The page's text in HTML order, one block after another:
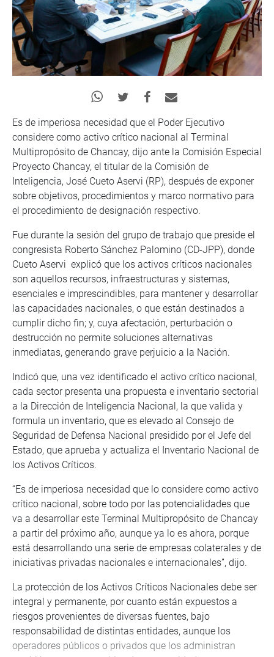
Es de imperiosa necesidad que el Poder Ejecutivo
considere como activo crítico nacional al Terminal
Multipropósito de Chancay, dijo ante la Comisión Especial
Proyecto Chancay, el titular de la Comisión de
Inteligencia, José Cueto Aservi (RP), después de exponer
sobre objetivos, procedimientos y marco normativo para
el procedimiento de designación respectivo.
Fue durante la sesión del grupo de trabajo que preside el
congresista Roberto Sánchez Palomino (CD-JPP), donde
Cueto Aservi explicó que los activos críticos nacionales
son aquellos recursos, infraestructuras y sistemas,
esenciales e imprescindibles, para mantener y desarrollar
las capacidades nacionales, o que están destinados a
cumplir dicho fin; y, cuya afectación, perturbación o
destrucción no permite soluciones alternativas
inmediatas, generando grave perjuicio a la Nación.
Indicó que, una vez identificado el activo crítico nacional,
cada sector presenta una propuesta e inventario sectorial
a la Dirección de Inteligencia Nacional, la que valida y
formula un inventario, que es elevado al Consejo de
Seguridad de Defensa Nacional presidido por el Jefe del
Estado, que aprueba y actualiza el Inventario Nacional de
los Activos Críticos.
“Es de imperiosa necesidad que lo considere como activo
crítico nacional, sobre todo por las potencialidades que
va a desarrollar este Terminal Multipropósito de Chancay
a partir del próximo año, aunque ya lo es ahora, porque
está desarrollando una serie de empresas colaterales y de
iniciativas privadas nacionales e internacionales”, dijo.
La protección de los Activos Críticos Nacionales debe ser
integral y permanente, por cuanto están expuestos a
riesgos provenientes de diversas fuentes, bajo
responsabilidad de distintas entidades, aunque los
operadores públicos o privados que los administran